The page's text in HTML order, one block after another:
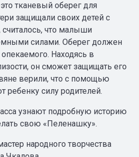
тканевый оберег для
защищали своих детей с
что малыши
силами. Оберег должен
Находясь в
он сможет защищать его
верили, что с помощью
ребенку силу родителей.
узнают подробную историю
свою «Пеленашку».
народного творчества